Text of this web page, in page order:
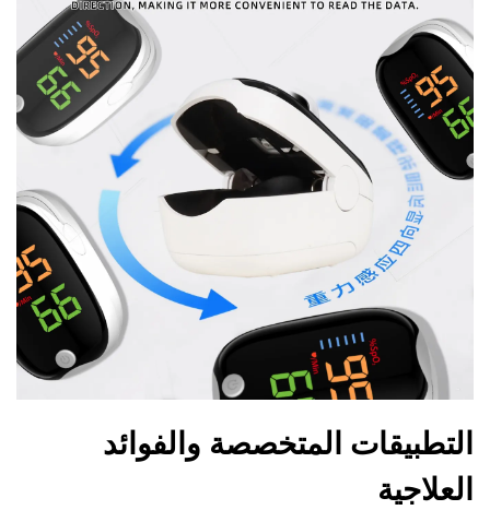
التطبيقات المتخصصة والفوائد
العلاجية